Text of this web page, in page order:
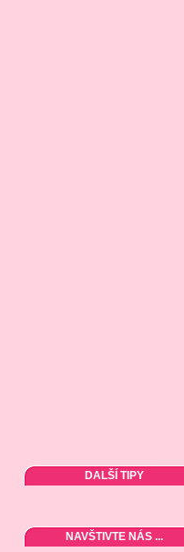
DALŠÍ TIPY
NAVŠTIVTE NÁS ...